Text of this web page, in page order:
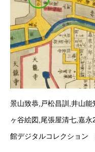
景山致恭,戸松昌訓,井山
ヶ谷絵図,尾張屋清七,嘉
館デジタルコレクション